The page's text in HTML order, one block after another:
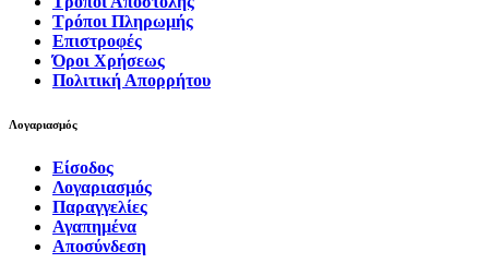
Τρόποι Πληρωμής
Επιστροφές
Όροι Χρήσεως
Πολιτική Απορρήτου
Λογαριασμός
Είσοδος
Λογαριασμός
Παραγγελίες
Αγαπημένα
Αποσύνδεση